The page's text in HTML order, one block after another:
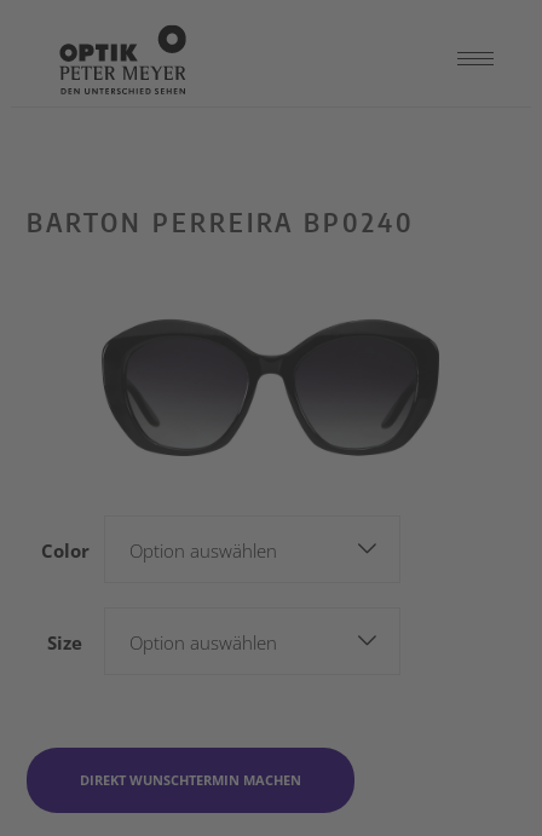
BARTON PERREIRA BP0240
Color Option auswählen
Size Option auswählen
DIREKT WUNSCHTERMIN MACHEN